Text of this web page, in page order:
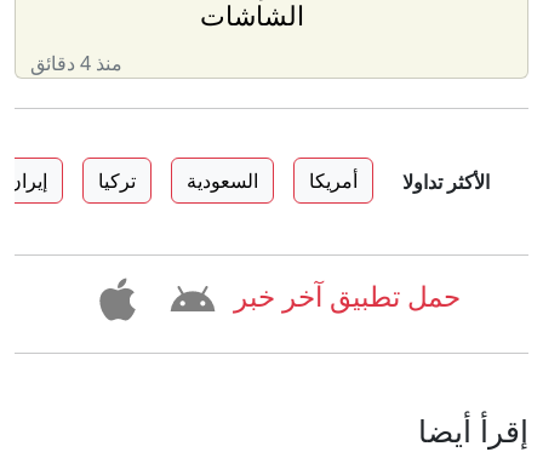
الشاشات
منذ 4 دقائق
الأكثر تداولا أمريكا السعودية تركيا إيران
حمل تطبيق آخر خبر
إقرأ أيضا